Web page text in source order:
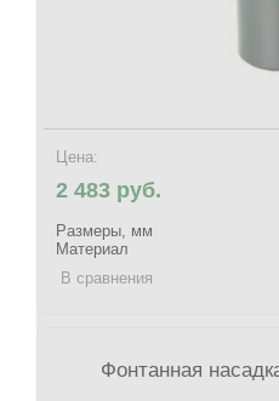
Цена:
2 483 руб.
Размеры, мм
Материал
В сравнения
Фонтанная